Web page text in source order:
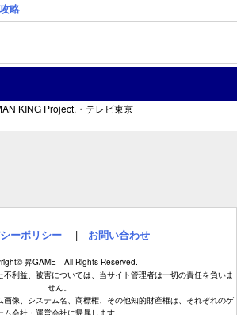
略
KING Project.・テレビ東京
ーポリシー | お問い合わせ
昇GAME All Rights Reserved.
利益、被害については、当サイト管理者は一切の責任を負いま
せん。
画像、システム名、商標権、その他知的財産権は、それぞれのゲ